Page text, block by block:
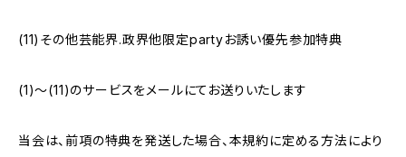
(11)その他芸能界.政界他限定partyお誘い優先参加特典
(1)〜(11)のサービスをメールにてお送りいたします
当会は、前項の特典を発送した場合、本規約に定める方法により